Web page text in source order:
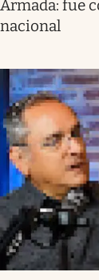
Armada: fue
nacional